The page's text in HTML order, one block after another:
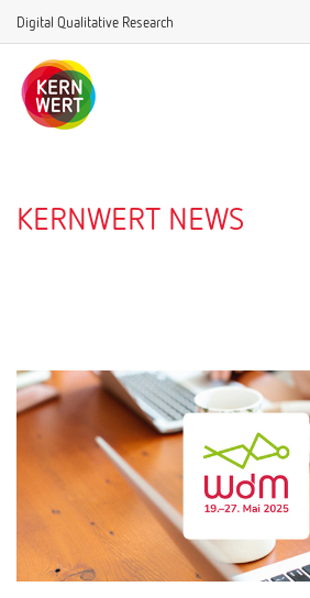
Digital Qualitative Research
KERNWERT NEWS